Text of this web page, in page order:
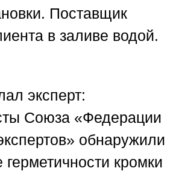
Поставщик
в заливе водой.
эксперт:
Союза «Федерации
обнаружили
кромки